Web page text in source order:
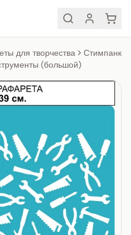
для творчества
Стимпанк
(большой)